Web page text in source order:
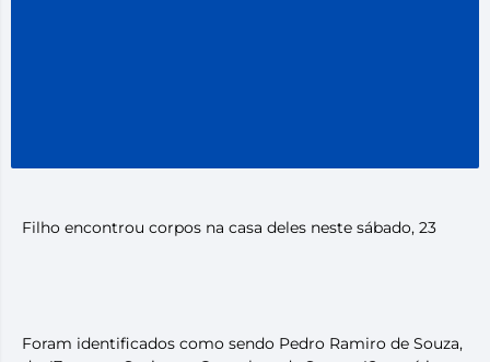
Filho encontrou corpos na casa deles neste sábado, 23
Foram identificados como sendo Pedro Ramiro de Souza,